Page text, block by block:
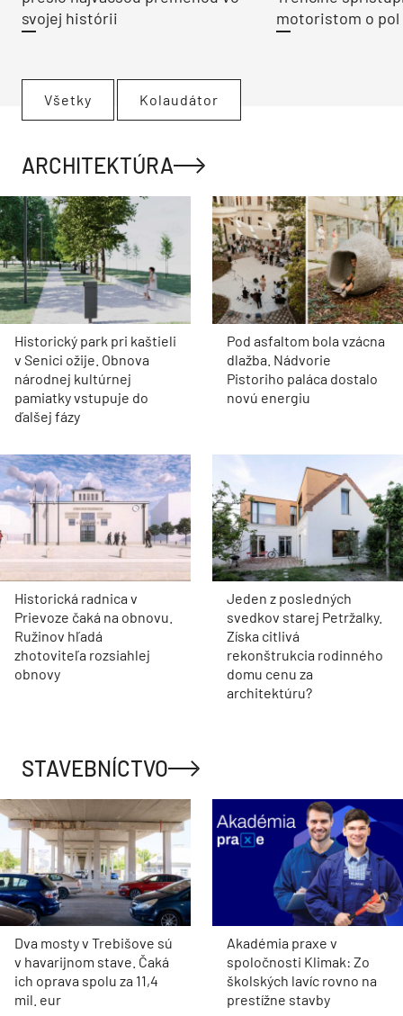
svojej histórii
motoristom o pol
Všetky Kolaudátor
ARCHITEKTÚRA
Historický park pri kaštieli
v Senici ožije. Obnova
národnej kultúrnej
pamiatky vstupuje do
ďalšej fázy
Pod asfaltom bola vzácna
dlažba. Nádvorie
Pistoriho paláca dostalo
novú energiu
Historická radnica v
Prievoze čaká na obnovu.
Ružinov hľadá
zhotoviteľa rozsiahlej
obnovy
Jeden z posledných
svedkov starej Petržalky.
Získa citlivá
rekonštrukcia rodinného
domu cenu za
architektúru?
STAVEBNÍCTVO
Dva mosty v Trebišove sú
v havarijnom stave. Čaká
ich oprava spolu za 11,4
mil. eur
Akadémia praxe v
spoločnosti Klimak: Zo
školských lavíc rovno na
prestížne stavby